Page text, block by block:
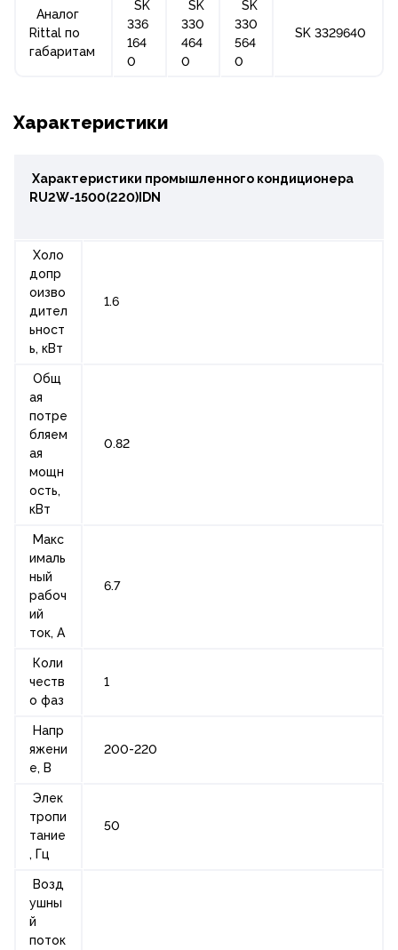
Аналог
Rittal по
габаритам
SK
336
164
0
SK
330
464
0
SK
330
564
0
SK 3329640
Характеристики
Характеристики промышленного кондиционера
RU2W-1500(220)IDN
Холо
допр
оизво
дител
ьност
ь, кВт
1.6
Общ
ая
потре
бляем
ая
мощн
ость,
кВт
0.82
Макс
ималь
ный
рабоч
ий
ток, А
6.7
Коли
честв
о фаз
1
Напр
яжени
е, В
200-220
Элек
тропи
тание
, Гц
50
Возд
ушны
й
поток